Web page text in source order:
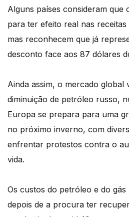
Alguns países consideram que
para ter efeito real nas receitas
mas reconhecem que já
desconto face aos 87 dólares
Ainda assim, o mercado global
diminuição de petróleo russo,
Europa se prepara para uma
no próximo inverno, com
enfrentar protestos contra o
vida.
Os custos do petróleo e do
depois de a procura ter